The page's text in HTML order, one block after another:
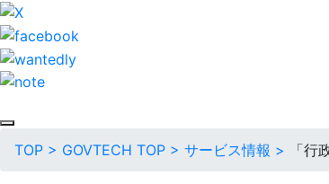
TOP > GOVTECH TOP > サービス情報 > 「行